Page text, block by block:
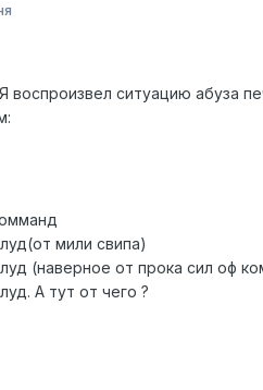
воспроизвел ситуацию абуза
мили свипа)
(наверное от прока сил оф
А тут от чего ?